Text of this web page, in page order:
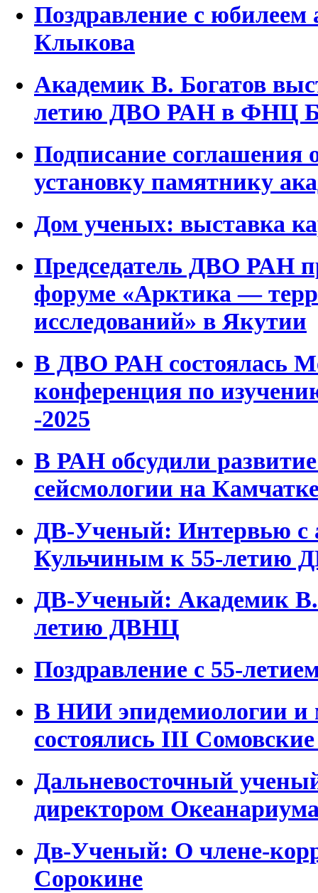
Поздравление с
Клыкова
Академик В. Богатов
летию ДВО РАН в ФНЦ
Подписание соглашения
установку памятнику
Дом ученых: выставка
Председатель ДВО РАН
форуме «Арктика —
исследований» в Якутии
В ДВО РАН состоялась
конференция по
-2025
В РАН обсудили
сейсмологии на
ДВ-Ученый: Интервью
Кульчиным к 55-летию
ДВ-Ученый: Академик
летию ДВНЦ
Поздравление с 55-
В НИИ эпидемиологии и
состоялись III
Дальневосточный
директором
Дв-Ученый: О члене-
Сорокине